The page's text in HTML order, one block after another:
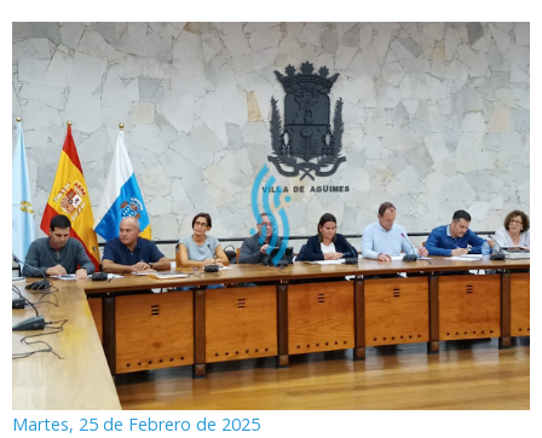
Martes, 25 de Febrero de 2025